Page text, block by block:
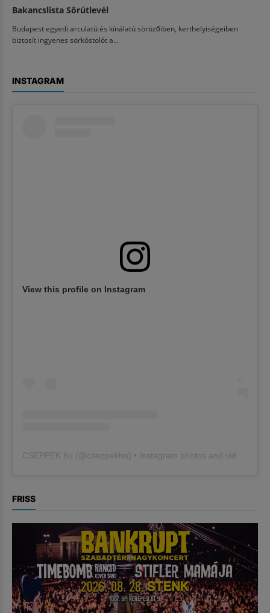
Bakancslista Sörútlevél
Budapest egyedi arculatú és kínálatú sörözőiben, kerthelyiségeiben
biztosít ingyenes sörkóstolót a...
INSTAGRAM
View this profile on Instagram
CSEPPEK.hu (@cseppekhu ) • Instagram photos and videos
FRISS